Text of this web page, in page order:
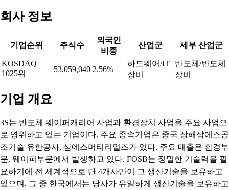
회사 정보
기업순위 주식수
외국인
비중
산업군 세부 산업군
KOSDAQ
1025위
53,059,040 2.56%
하드웨어/IT
장비
반도체/반도체
장비
기업 개요
3S는 반도체 웨이퍼캐리어 사업과 환경장치 사업을 주요 사업으
로 영위하고 있는 기업이다. 주요 종속기업은 중국 상해삼에스공
조기술 유한공사, 삼에스머티리얼즈가 있다. 주요 매출은 환경부
문, 웨이퍼부문에서 발생하고 있다. FOSB는 정밀한 기술력을 필
요하기에 전 세계적으로 단 4개사만이 그 생산기술을 보유하고
있으며, 그 중 한국에서는 당사가 유일하게 생산기술을 보유하고